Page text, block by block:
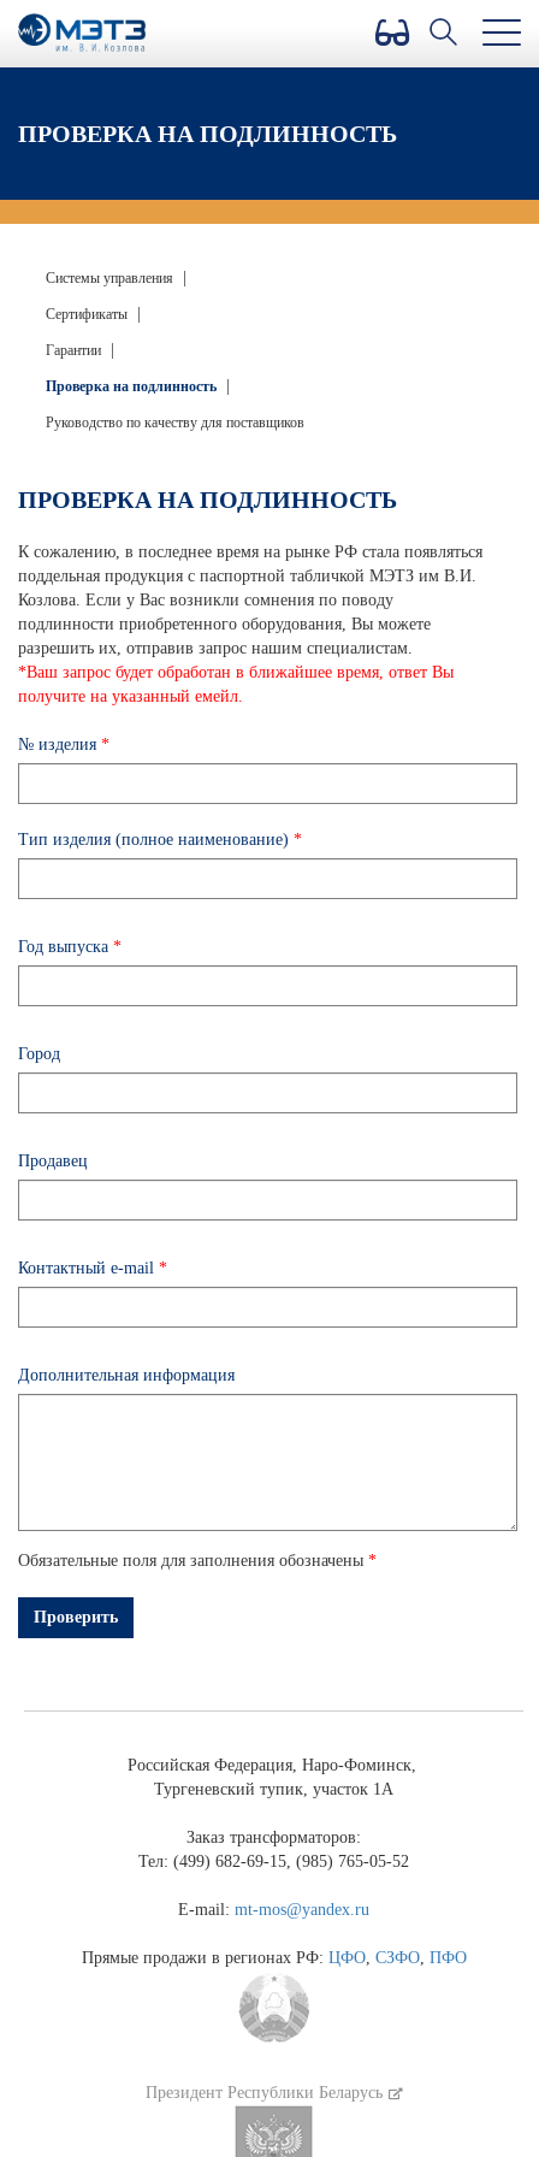
Версия для слабовидящих
ПРОВЕРКА НА ПОДЛИННОСТЬ
Системы управления
Сертификаты
Гарантии
Проверка на подлинность
Руководство по качеству для поставщиков
ПРОВЕРКА НА ПОДЛИННОСТЬ
К сожалению, в последнее время на рынке РФ стала появляться
поддельная продукция с паспортной табличкой МЭТЗ им В.И.
Козлова. Если у Вас возникли сомнения по поводу
подлинности приобретенного оборудования, Вы можете
разрешить их, отправив запрос нашим специалистам.
*Ваш запрос будет обработан в ближайшее время, ответ Вы
получите на указанный емейл.
№ изделия *
Тип изделия (полное наименование) *
Год выпуска *
Город
Продавец
Контактный e-mail *
Дополнительная информация
Обязательные поля для заполнения обозначены *
Проверить
Российская Федерация, Наро-Фоминск,
Тургеневский тупик, участок 1А
Заказ трансформаторов:
Тел: (499) 682-69-15, (985) 765-05-52
E-mail:mt-mos@yandex.ru
Прямые продажи в регионах РФ: ЦФО, СЗФО, ПФО
Президент Республики Беларусь